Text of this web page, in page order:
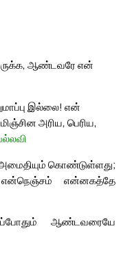
ஆண்டவரே என்
இல்லை! என்
அரிய, பெரிய,
கொண்டுள்ளது;
என்னகத்தே
ஆண்டவரையே